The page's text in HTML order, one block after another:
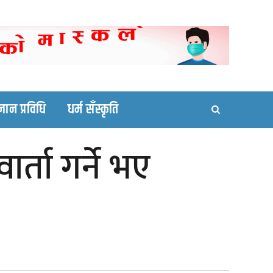
site
प्रविधि धर्म सँस्कृति
गर्ने भए